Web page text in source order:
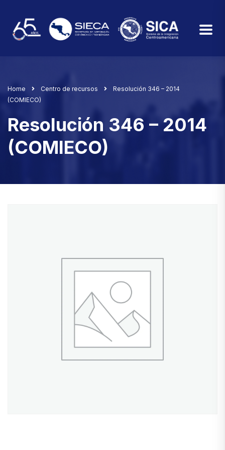
Home Centro de recursos
Resolución 346 – 2014
(COMIECO)
Resolución 346 – 2014
(COMIECO)